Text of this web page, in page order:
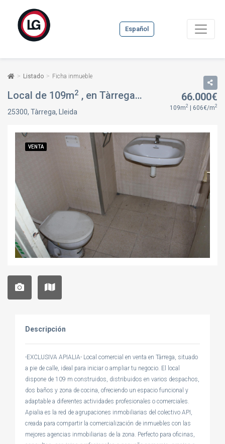
Español
Listado Ficha inmueble
Local de 109m2 , en Tàrrega, Lleida VENTA
25300, Tàrrega, Lleida
66.000€
109m2 | 606€/m2
VENTA
Descripción
-EXCLUSIVA APIALIA- Local comercial en venta en Tàrrega, situado
a pie de calle, ideal para iniciar o ampliar tu negocio. El local
dispone de 109 m construidos, distribuidos en varios despachos,
dos baños y zona de cocina, ofreciendo un espacio funcional y
adaptable a diferentes actividades profesionales o comerciales.
Apialia es la red de agrupaciones inmobiliarias del colectivo API,
creada para compartir la comercialización de inmuebles con las
mejores agencias inmobiliarias de la zona. Perfecto para oficinas,